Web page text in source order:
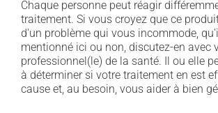
Chaque personne peut réagir
traitement. Si vous croyez que ce
d'un problème qui vous incommode,
mentionné ici ou non, discutez-en avec
professionnel(le) de la santé. Il ou elle
à déterminer si votre traitement en est
cause et, au besoin, vous aider à bien